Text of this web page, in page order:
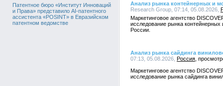
Патентное бюро «Институт Инноваций
и Права» представило AI-патентного
ассистента «POSINT» в Евразийском
патентном ведомстве
Анализ рынка контейнерных и
Research Group, 07:14, 05.08.2026,
Маркетинговое агентство
исследование рынка
России.
Анализ рынка сайдинга
07:13, 05.08.2026, Россия
Маркетинговое агентство
исследование рынка сайдинга